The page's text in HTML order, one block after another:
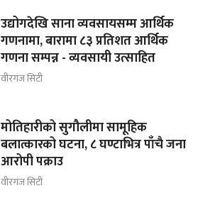
उद्योगदेखि साना व्यवसायसम्म आर्थिक
गणनामा, बारामा ८३ प्रतिशत आर्थिक
गणना सम्पन्न - व्यवसायी उत्साहित
वीरगंज सिटी
मोतिहारीको सुगौलीमा सामूहिक
बलात्कारको घटना, ८ घण्टाभित्र पाँचै जना
आरोपी पक्राउ
वीरगंज सिटी